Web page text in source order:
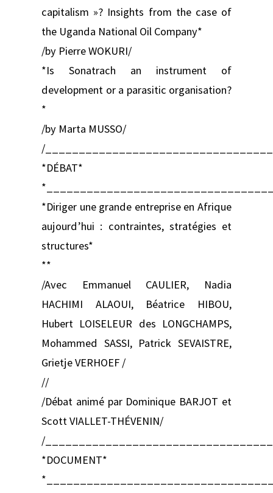
capitalism »? Insights from the case of
the Uganda National Oil Company*
/by Pierre WOKURI/
*Is Sonatrach an instrument of
development or a parasitic organisation?
*
/by Marta MUSSO/
/
*DÉBAT*
*Diriger une grande entreprise en Afrique
aujourd’hui : contraintes, stratégies et
structures*
**
/Avec Emmanuel CAULIER, Nadia
HACHIMI ALAOUI, Béatrice HIBOU,
Hubert LOISELEUR des LONGCHAMPS,
Mohammed SASSI, Patrick SEVAISTRE,
Grietje VERHOEF /
//
/Débat animé par Dominique BARJOT et
Scott VIALLET-THÉVENIN/
/
*DOCUMENT*